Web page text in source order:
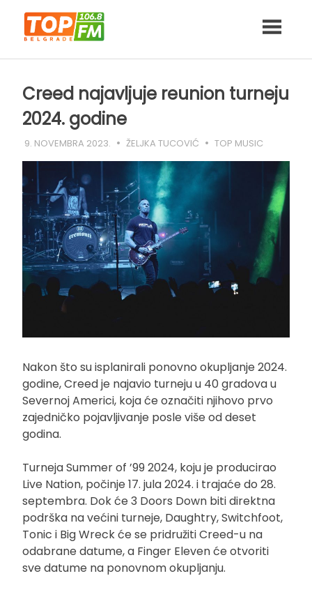
content
Creed najavljuje reunion turneju
2024. godine
9. NOVEMBRA 2023. ŽELJKA TUCOVIĆ TOP MUSIC
Nakon što su isplanirali ponovno okupljanje 2024.
godine, Creed je najavio turneju u 40 gradova u
Severnoj Americi, koja će označiti njihovo prvo
zajedničko pojavljivanje posle više od deset
godina.
Turneja Summer of ’99 2024, koju je producirao
Live Nation, počinje 17. jula 2024. i trajaće do 28.
septembra. Dok će 3 Doors Down biti direktna
podrška na većini turneje, Daughtry, Switchfoot,
Tonic i Big Wreck će se pridružiti Creed-u na
odabrane datume, a Finger Eleven će otvoriti
sve datume na ponovnom okupljanju.